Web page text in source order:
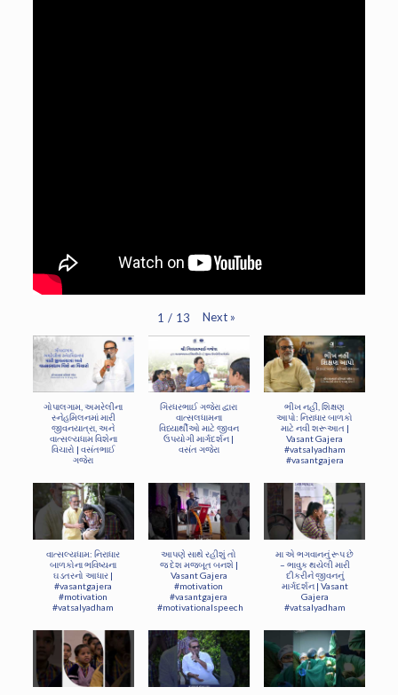
1 / 13 Next »
ગોપાલગામ, અમરેલીના
સ્નેહમિલનમાં મારી
જીવનયાત્રા, અને
વાત્સલ્યધામ વિશેના
વિચારો | વસંતભાઈ
ગજેરા
ગિરધરભાઈ ગજેરા દ્વારા
વાત્સલધામના
વિધ્યાર્થીઓ માટે જીવન
ઉપયોગી માર્ગદર્શન |
વસંત ગજેરા
ભીખ નહીં, શિક્ષણ
આપો: નિરાધાર બાળકો
માટે નવી શરૂઆત |
Vasant Gajera
#vatsalyadham
#vasantgajera
વાત્સલ્યધામ: નિરાધાર
બાળકોના ભવિષ્યના
ઘડતરનો આધાર |
#vasantgajera
#motivation
#vatsalyadham
આપણે સાથે રહીશું તો
જ દેશ મજબૂત બનશે |
Vasant Gajera
#motivation
#vasantgajera
#motivationalspeech
મા એ ભગવાનનું રૂપ છે
– ભાવુક થયેલી મારી
દીકરીને જીવનનું
માર્ગદર્શન | Vasant
Gajera
#vatsalyadham